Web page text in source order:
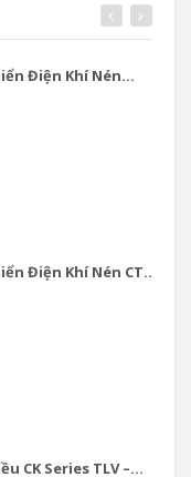
Điện Khí Nén...
Điện Khí Nén CT...
CK Series TLV –...